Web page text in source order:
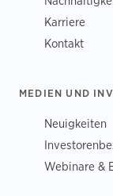
Karriere
Kontakt
MEDIEN UND
Neuigkeiten
Webinare &